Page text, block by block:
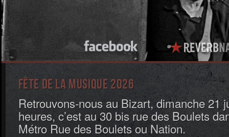
Fête de la Musique 2026
Retrouvons-nous au Bizart, dimanche 21
heures, c’est au 30 bis rue des Boulets
Métro Rue des Boulets ou Nation.